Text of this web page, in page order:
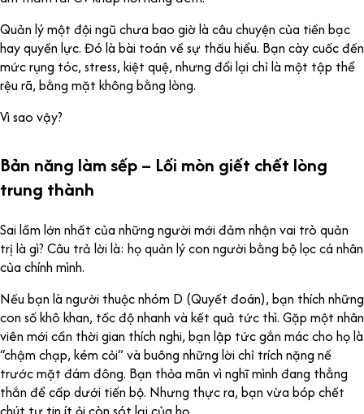
Quản lý một đội ngũ chưa bao giờ là câu chuyện của tiền bạc
hay quyền lực. Đó là bài toán về sự thấu hiểu. Bạn cày cuốc đến
mức rụng tóc, stress, kiệt quệ, nhưng đổi lại chỉ là một tập thể
rệu rã, bằng mặt không bằng lòng.
Vì sao vậy?
Bản năng làm sếp – Lối mòn giết chết lòng
trung thành
Sai lầm lớn nhất của những người mới đảm nhận vai trò quản
trị là gì? Câu trả lời là: họ quản lý con người bằng bộ lọc cá nhân
của chính mình.
Nếu bạn là người thuộc nhóm D (Quyết đoán), bạn thích những
con số khô khan, tốc độ nhanh và kết quả tức thì. Gặp một nhân
viên mới cần thời gian thích nghi, bạn lập tức gắn mác cho họ là
“chậm chạp, kém cỏi” và buông những lời chỉ trích nặng nề
trước mặt đám đông. Bạn thỏa mãn vì nghĩ mình đang thẳng
thắn để cấp dưới tiến bộ. Nhưng thực ra, bạn vừa bóp chết